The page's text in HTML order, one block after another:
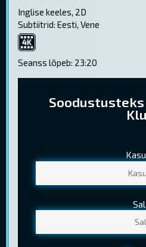
Inglise keeles, 2D
Subtiitrid: Eesti, Vene
4K
Seanss lõpeb: 23:20
PILETIHINNAD
Tavapilet
Lapsepilet